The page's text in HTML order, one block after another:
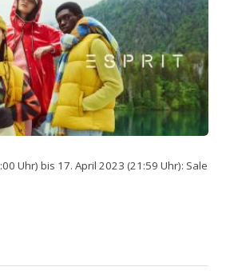
Uhr) bis 17. April 2023 (21:59 Uhr): Sale